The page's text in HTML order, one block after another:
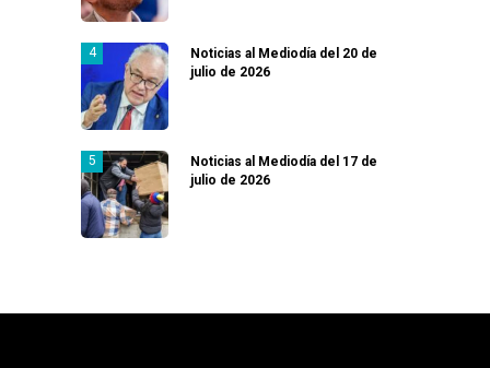
Noticias al Mediodía del 20 de
julio de 2026
Noticias al Mediodía del 17 de
julio de 2026